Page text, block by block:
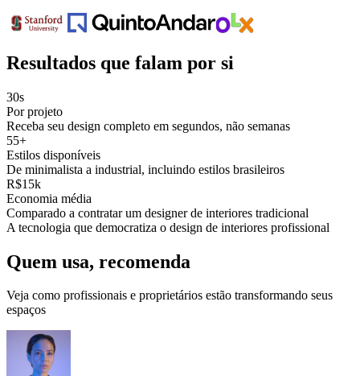
Resultados que falam por si
30s
Por projeto
Receba seu design completo em segundos, não semanas
55+
Estilos disponíveis
De minimalista a industrial, incluindo estilos brasileiros
R$15k
Economia média
Comparado a contratar um designer de interiores tradicional
A tecnologia que democratiza o design de interiores profissional
Quem usa, recomenda
Veja como profissionais e proprietários estão transformando seus
espaços